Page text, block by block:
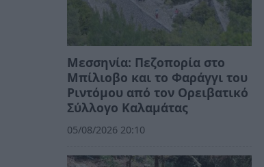
Μεσσηνία: Πεζοπορία στο
Μπίλιοβο και το Φαράγγι του
Ριντόμου από τον Ορειβατικό
Σύλλογο Καλαμάτας
05/08/2026 20:10